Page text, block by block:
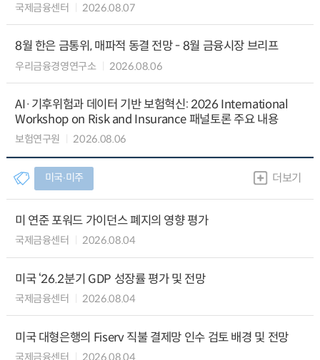
국제금융센터 2026.08.07
8월 한은 금통위, 매파적 동결 전망 - 8월 금융시장 브리프
우리금융경영연구소 2026.08.06
AI·기후위험과 데이터 기반 보험혁신: 2026 International
Workshop on Risk and Insurance 패널토론 주요 내용
보험연구원 2026.08.06
미국∙미주 더보기
미 연준 포워드 가이던스 폐지의 영향 평가
국제금융센터 2026.08.04
미국 ‘26.2분기 GDP 성장률 평가 및 전망
국제금융센터 2026.08.04
미국 대형은행의 Fiserv 직불 결제망 인수 검토 배경 및 전망
국제금융센터 2026.08.04